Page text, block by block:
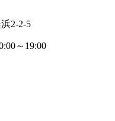
2-2-5
～19:00